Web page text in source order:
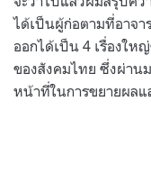
ได้เป็นผู้ก่อตามที่อาจา
ออกได้เป็น 4 เรื่องใ
ของสังคมไทย ซึ่งผ่าน
หน้าที่ในการขยายผล